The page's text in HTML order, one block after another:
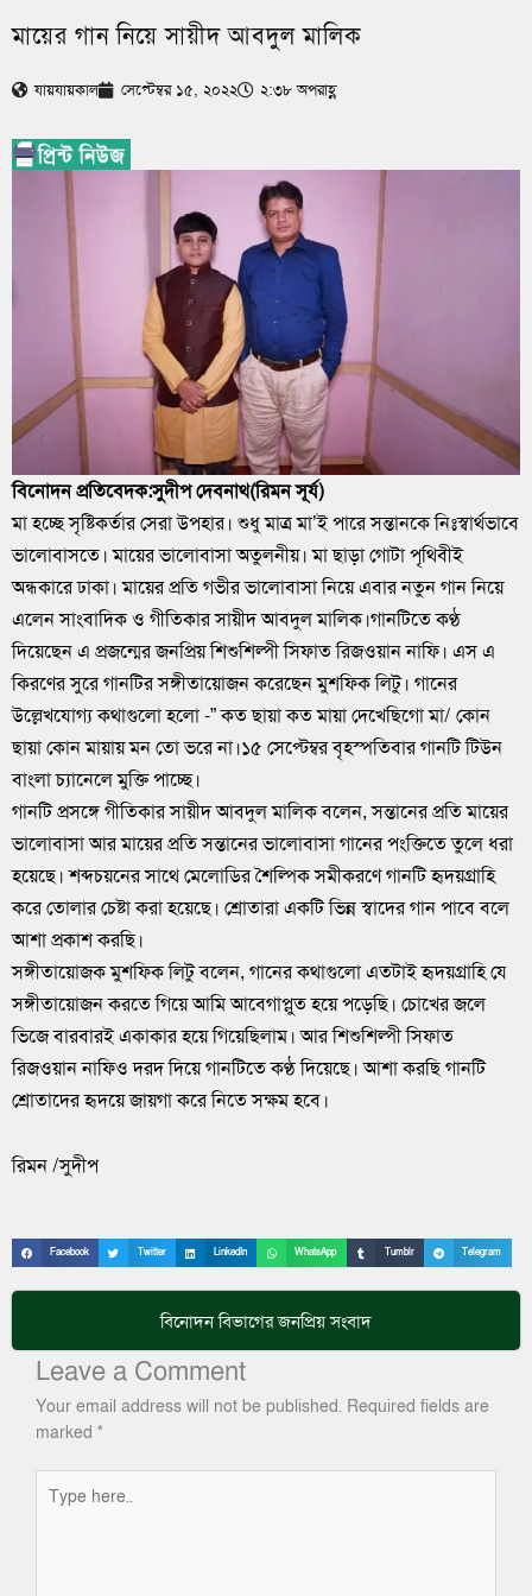
মায়ের গান নিয়ে সায়ীদ আবদুল মালিক
যায়যায়কাল সেপ্টেম্বর ১৫, ২০২২ ২:৩৮ অপরাহ্ণ
বিনোদন প্রতিবেদক:সুদীপ দেবনাথ(রিমন সূর্য)
মা হচ্ছে সৃষ্টিকর্তার সেরা উপহার। শুধু মাত্র মা’ই পারে সন্তানকে নিঃস্বার্থভাবে
ভালোবাসতে। মায়ের ভালোবাসা অতুলনীয়। মা ছাড়া গোটা পৃথিবীই
অন্ধকারে ঢাকা। মায়ের প্রতি গভীর ভালোবাসা নিয়ে এবার নতুন গান নিয়ে
এলেন সাংবাদিক ও গীতিকার সায়ীদ আবদুল মালিক।গানটিতে কণ্ঠ
দিয়েছেন এ প্রজন্মের জনপ্রিয় শিশুশিল্পী সিফাত রিজওয়ান নাফি। এস এ
কিরণের সুরে গানটির সঙ্গীতায়োজন করেছেন মুশফিক লিটু। গানের
উল্লেখযোগ্য কথাগুলো হলো -” কত ছায়া কত মায়া দেখেছিগো মা/ কোন
ছায়া কোন মায়ায় মন তো ভরে না।১৫ সেপ্টেম্বর বৃহস্পতিবার গানটি টিউন
বাংলা চ্যানেলে মুক্তি পাচ্ছে।
গানটি প্রসঙ্গে গীতিকার সায়ীদ আবদুল মালিক বলেন, সন্তানের প্রতি মায়ের
ভালোবাসা আর মায়ের প্রতি সন্তানের ভালোবাসা গানের পংক্তিতে তুলে ধরা
হয়েছে। শব্দচয়নের সাথে মেলোডির শৈল্পিক সমীকরণে গানটি হৃদয়গ্রাহি
করে তোলার চেষ্টা করা হয়েছে। শ্রোতারা একটি ভিন্ন স্বাদের গান পাবে বলে
আশা প্রকাশ করছি।
সঙ্গীতায়োজক মুশফিক লিটু বলেন, গানের কথাগুলো এতটাই হৃদয়গ্রাহি যে
সঙ্গীতায়োজন করতে গিয়ে আমি আবেগাপ্লুত হয়ে পড়েছি। চোখের জলে
ভিজে বারবারই একাকার হয়ে গিয়েছিলাম। আর শিশুশিল্পী সিফাত
রিজওয়ান নাফিও দরদ দিয়ে গানটিতে কণ্ঠ দিয়েছে। আশা করছি গানটি
শ্রোতাদের হৃদয়ে জায়গা করে নিতে সক্ষম হবে।
রিমন /সুদীপ
Facebook Twitter LinkedIn WhatsApp Tumblr Telegram
বিনোদনবিভাগের জনপ্রিয় সংবাদ
Leave a Comment
Your email address will not be published. Required fields are
marked *
here..